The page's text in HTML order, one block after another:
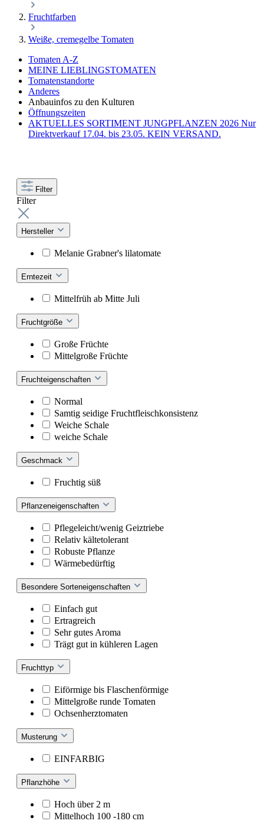
Fruchtfarben
Weiße, cremegelbe Tomaten
Tomaten A-Z
MEINE LIEBLINGSTOMATEN
Tomatenstandorte
Anderes
Anbauinfos zu den Kulturen
Öffnungszeiten
AKTUELLES SORTIMENT JUNGPFLANZEN 2026 Nur
Direktverkauf 17.04. bis 23.05. KEIN VERSAND.
Filter
Filter
Hersteller
Melanie Grabner's lilatomate
Erntezeit
Mittelfrüh ab Mitte Juli
Fruchtgröße
Große Früchte
Mittelgroße Früchte
Fruchteigenschaften
Normal
Samtig seidige Fruchtfleischkonsistenz
Weiche Schale
weiche Schale
Geschmack
Fruchtig süß
Pflanzeneigenschaften
Pflegeleicht/wenig Geiztriebe
Relativ kältetolerant
Robuste Pflanze
Wärmebedürftig
Besondere Sorteneigenschaften
Einfach gut
Ertragreich
Sehr gutes Aroma
Trägt gut in kühleren Lagen
Fruchttyp
Eiförmige bis Flaschenförmige
Mittelgroße runde Tomaten
Ochsenherztomaten
Musterung
EINFARBIG
Pflanzhöhe
Hoch über 2 m
Mittelhoch 100 -180 cm